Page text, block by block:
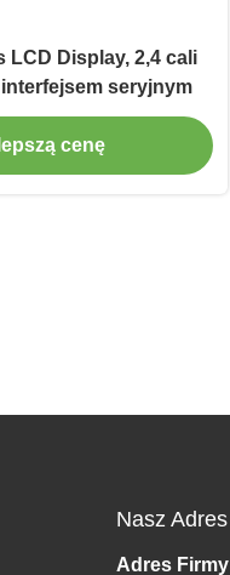
LCD Display, 2,4 cali
interfejsem seryjnym
cenę
Nasz Adres
Adres Firmy